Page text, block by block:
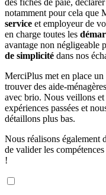
notamment pour cela que
service et employeur de
en charge toutes les
avantage non négligeable
de simplicité dans nos
MerciPlus met en place un
trouver des aide-
avec brio. Nous veillons et
expériences passées et
détaillons plus bas.
Nous réalisons également
de valider les
!